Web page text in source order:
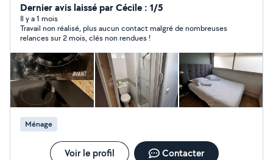
gestion de vos locations (Airbnb, résidences
secondaires), accueil des locataires, remise des clés et
suivi client. 2. Nettoyage et entretien : ménage régulier
ou ponctuel, entretien d'appartements, maisons et
locaux. 3. Petits travaux & rénovation : bricolage,
montage de meubles, peinture, plâtrerie, pose de
parquet/carrelage, entretien de toiture, réparation de
gouttières et bien plus. Nous travaillons avec des
artisans qualifiés et assurons des prestations soignées,
rapides et fiables, pour vous simplifier la vie. Un seul
interlocuteur pour tous vos besoins à domicile ! Votre
satisfaction, c'est notre priorité ! Lilian et Stessie
Dernier avis laissé par Cécile : 1/5
Il y a 1 mois
Travail non réalisé, plus aucun contact malgré de nombreuses
relances sur 2 mois, clés non rendues !
Ménage
Voir le profil Contacter